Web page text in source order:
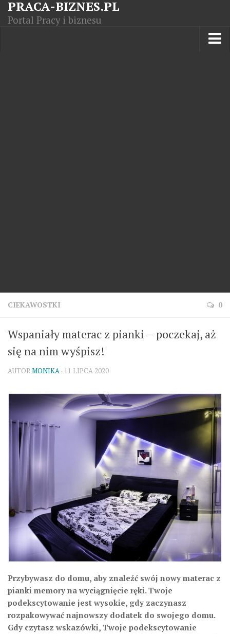
PRACA-BIZNES.PL
Portal Pracy i biznesu
CIEKAWOSTKI 0
Wspaniały materac z pianki – poczekaj, aż
się na nim wyśpisz!
AUTORMONIKA · 11 LIPCA 2020
Przybywasz do domu, aby znaleźć swój nowy materac z
pianki memory na wyciągnięcie ręki. Twoje
podekscytowanie jest wysokie, gdy zaczynasz
rozpakowywać najnowszy dodatek do swojego domu.
Gdy czytasz wskazówki, Twoje podekscytowanie